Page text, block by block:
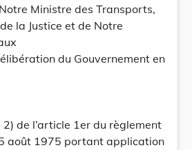
Ministre des Transports,
la Justice et de Notre
du Gouvernement en
de l’article 1er du règlement
août 1975 portant application